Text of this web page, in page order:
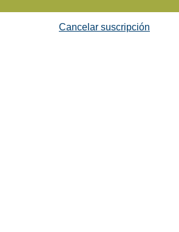
Cancelar suscripción